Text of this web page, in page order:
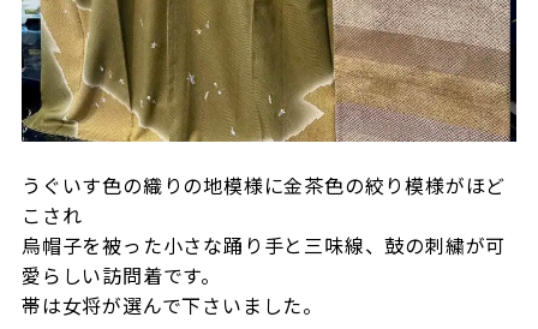
うぐいす色の織りの地模様に金茶色の絞り模様がほど
こされ
烏帽子を被った小さな踊り手と三味線、鼓の刺繍が可
愛らしい訪問着です。
帯は女将が選んで下さいました。